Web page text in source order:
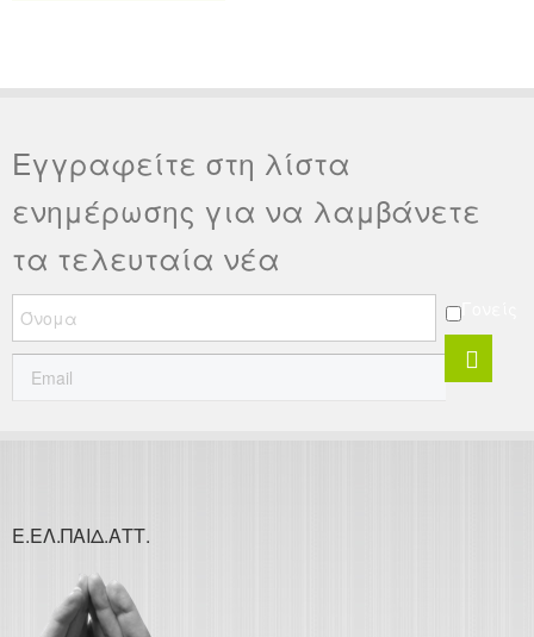
Εγγραφείτε στη λίστα
ενημέρωσης για να λαμβάνετε
τα τελευταία νέα
Γονείς
Ε.ΕΛ.ΠΑΙΔ.ΑΤΤ.